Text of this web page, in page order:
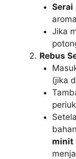
Serai
Jika
Rebus
(jika
minit